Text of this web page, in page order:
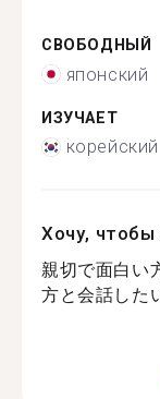
СВОБОДНЫЙ
японский
ИЗУЧАЕТ
корейский
Хочу,
親切で面白い
方と会話した